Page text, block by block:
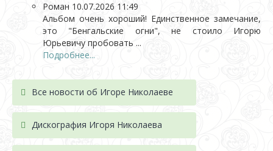
Роман 10.07.2026 11:49
Альбом очень хороший! Единственное замечание,
это "Бенгальские огни", не стоило Игорю
Юрьевичу пробовать ...
Подробнее...
Все новости об Игоре Николаеве
Дискография Игоря Николаева